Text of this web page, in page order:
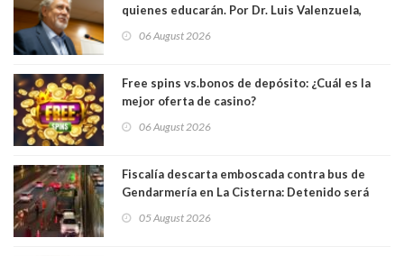
quienes educarán. Por Dr. Luis Valenzuela,
Académicos U. Católica Silva Henríquez
06 August 2026
Free spins vs.bonos de depósito: ¿Cuál es la
mejor oferta de casino?
06 August 2026
Fiscalía descarta emboscada contra bus de
Gendarmería en La Cisterna: Detenido será
05 August 2026